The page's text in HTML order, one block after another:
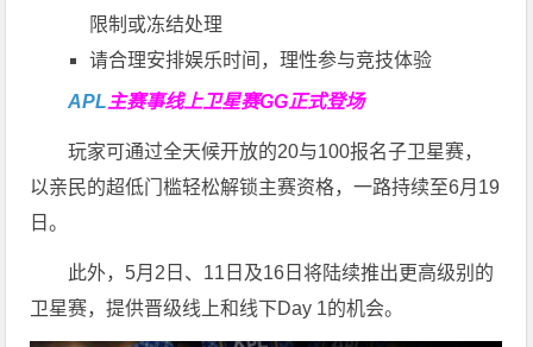
限制或冻结处理
请合理安排娱乐时间，理性参与竞技体验
APL 主赛事线上卫星赛GG正式登场
玩家可通过全天候开放的20与100报名子卫星赛，
以亲民的超低门槛轻松解锁主赛资格，一路持续至6月19
日。
此外，5月2日、11日及16日将陆续推出更高级别的
卫星赛，提供晋级线上和线下Day 1的机会。